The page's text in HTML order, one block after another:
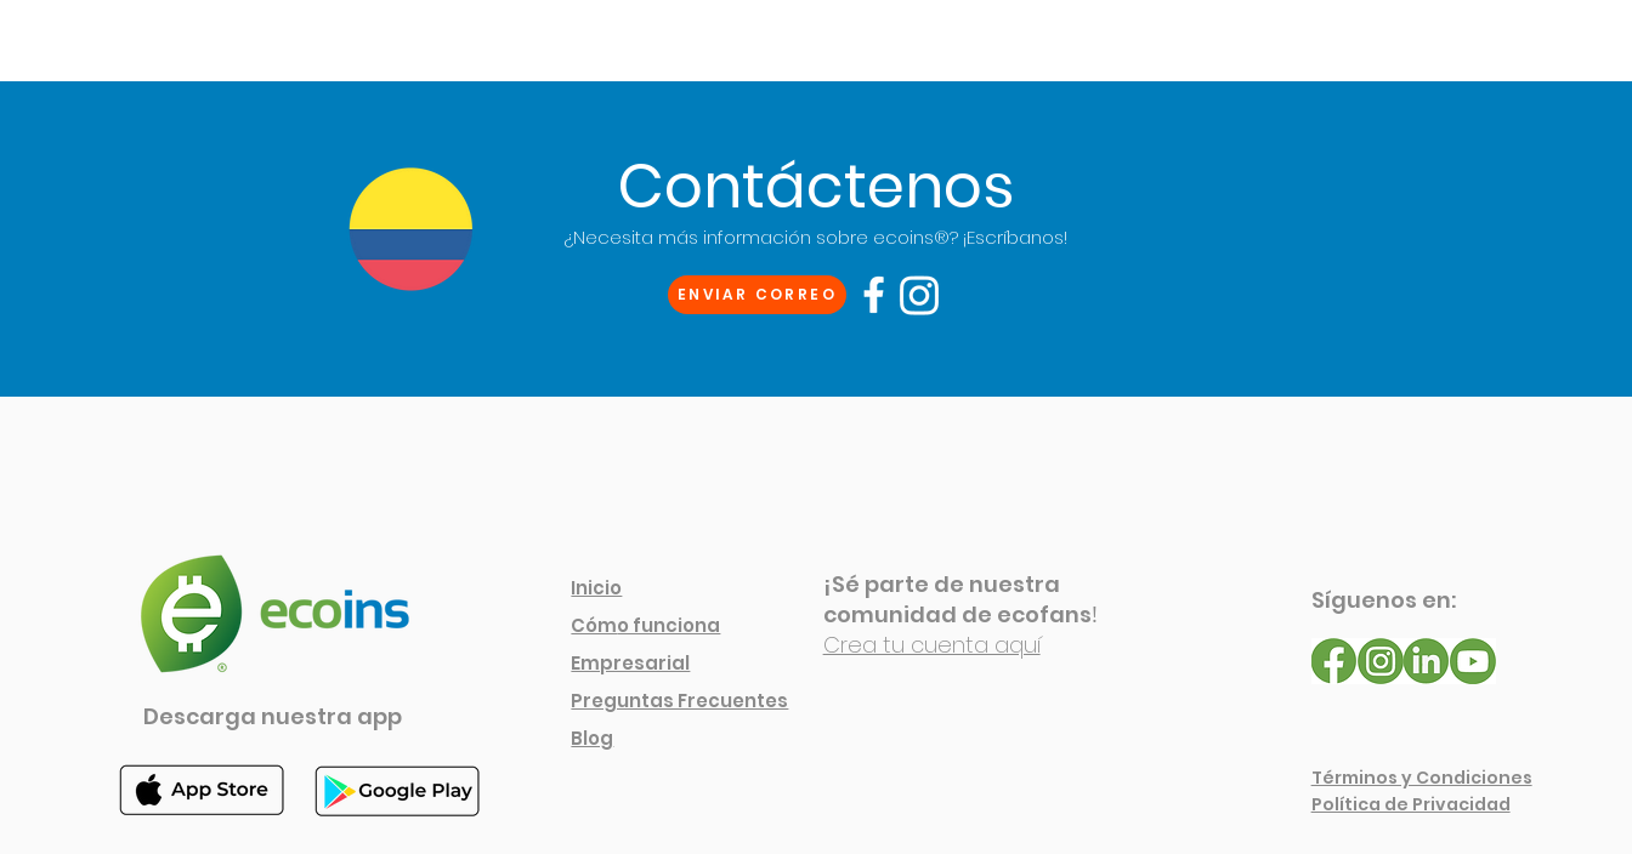
Contáctenos
¿Necesita más información sobre ecoins®? ¡Escríbanos!
ENVIAR CORREO
Descarga nuestra app
Inicio
Cómo funciona
Empresarial
Preguntas Frecuentes
Blog
¡Sé parte de nuestra
comunidad de ecofans!
Crea tu cuenta aquí
Síguenos en:
Términos y Condiciones
Política de Privacidad